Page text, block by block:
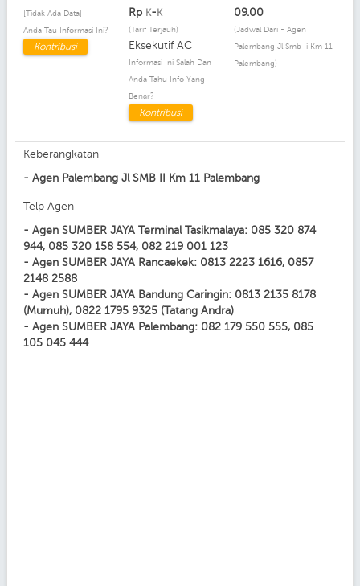
[Tidak Ada Data]
Anda Tau Informasi Ini?
Kontribusi
Rp K- K
(Tarif Terjauh)
Eksekutif AC
Informasi Ini Salah Dan
Anda Tahu Info Yang
Benar?
Kontribusi
09.00
(Jadwal Dari - Agen
Palembang Jl Smb Ii Km 11
Palembang)
Keberangkatan
- Agen Palembang Jl SMB II Km 11 Palembang
Telp Agen
- Agen SUMBER JAYA Terminal Tasikmalaya: 085 320 874
944, 085 320 158 554, 082 219 001 123
- Agen SUMBER JAYA Rancaekek: 0813 2223 1616, 0857
2148 2588
- Agen SUMBER JAYA Bandung Caringin: 0813 2135 8178
(Mumuh), 0822 1795 9325 (Tatang Andra)
- Agen SUMBER JAYA Palembang: 082 179 550 555, 085
105 045 444